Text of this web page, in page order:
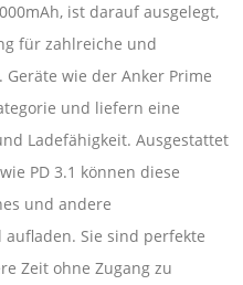
ist darauf ausgelegt,
für zahlreiche und
wie der Anker Prime
und liefern eine
Ladefähigkeit. Ausgestattet
PD 3.1 können diese
und andere
Sie sind perfekte
Zeit ohne Zugang zu